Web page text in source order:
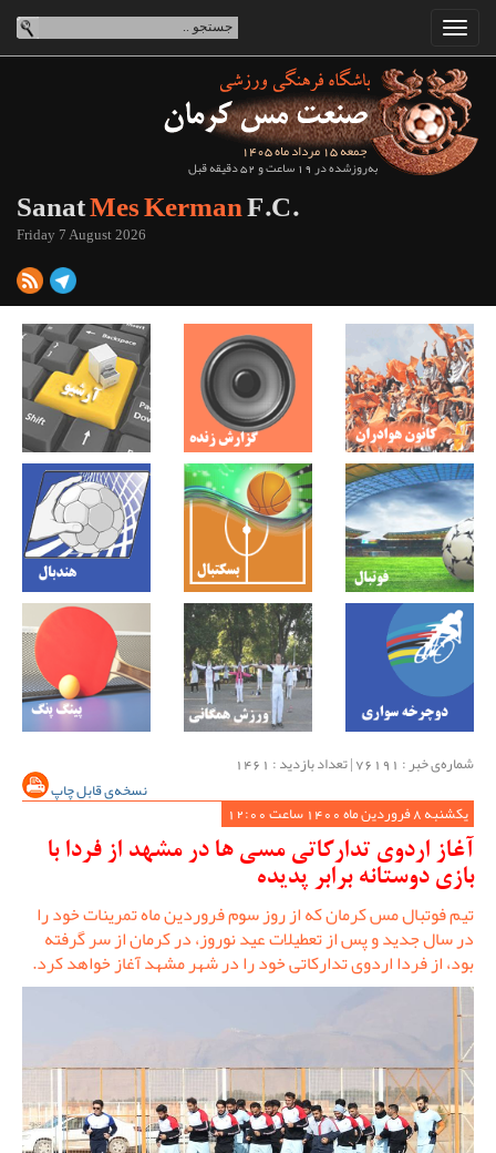
جمعه 15 مرداد ماه 1405
به‌روزشده در 19 ساعت و 52 دقیقه قبل
SanatMes KermanF.C.
Friday 7 August 2026
شماره‌ی خبر : ‌76191 | تعداد بازدید : 1461
نسخه‌ی قابل چاپ
یکشنبه 8 فروردین ماه 1400 ساعت 12:00
آغاز اردوی تدارکاتی مسی ها در مشهد از فردا با
بازی دوستانه برابر پدیده
تیم فوتبال مس کرمان که از روز سوم فروردین ماه تمرینات خود را
در سال جدید و پس از تعطیلات عید نوروز، در کرمان از سر گرفته
بود، از فردا اردوی تدارکاتی خود را در شهر مشهد آغاز خواهد کرد.